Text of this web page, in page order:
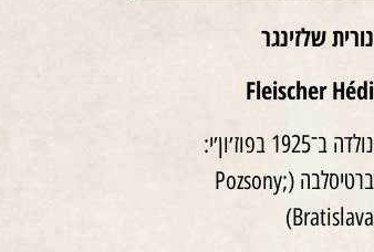
נורית שלזינגר
Fleischer Hédi
נולדה ב־1925 בפוז׳ון׳י:
ברטיסלבה (Pozsony;
Bratislava)